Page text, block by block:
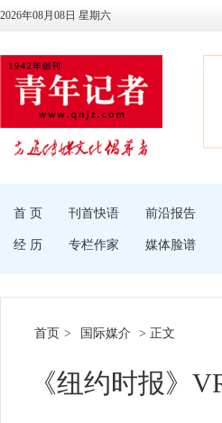
2026年08月08日 星期六
首 页 刊首快语 前沿报告
经 历 专栏作家 媒体脸谱
首页 > 国际媒介 > 正文
《纽约时报》